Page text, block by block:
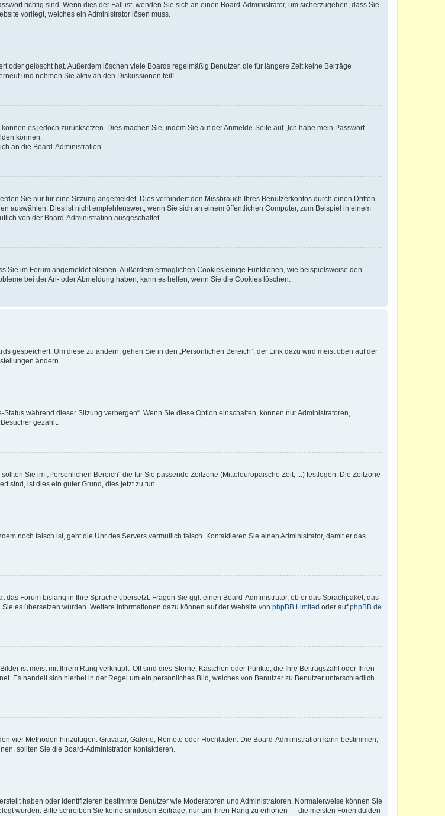
richtig sind. Wenn dies der Fall ist, wenden Sie sich an einen Board-Administrator, um sicherzugehen, dass Sie
vorliegt, welches ein Administrator lösen muss.
oder gelöscht hat. Außerdem löschen viele Boards regelmäßig Benutzer, die für längere Zeit keine Beiträge
und nehmen Sie aktiv an den Diskussionen teil!
es jedoch zurücksetzen. Dies machen Sie, indem Sie auf der Anmelde-Seite auf „Ich habe mein Passwort
können.
an die Board-Administration.
Sie nur für eine Sitzung angemeldet. Dies verhindert den Missbrauch Ihres Benutzerkontos durch einen Dritten.
auswählen. Dies ist nicht empfehlenswert, wenn Sie sich an einem öffentlichen Computer, zum Beispiel in einem
von der Board-Administration ausgeschaltet.
Sie im Forum angemeldet bleiben. Außerdem ermöglichen Cookies einige Funktionen, wie beispielsweise den
bei der An- oder Abmeldung haben, kann es helfen, wenn Sie die Cookies löschen.
gespeichert. Um diese zu ändern, gehen Sie in den „Persönlichen Bereich“; der Link dazu wird meist oben auf der
ändern.
während dieser Sitzung verbergen“. Wenn Sie diese Option einschalten, können nur Administratoren,
gezählt.
Sie im „Persönlichen Bereich“ die für Sie passende Zeitzone (Mitteleuropäische Zeit, ...) festlegen. Die Zeitzone
sind, ist dies ein guter Grund, dies jetzt zu tun.
noch falsch ist, geht die Uhr des Servers vermutlich falsch. Kontaktieren Sie einen Administrator, damit er das
Forum bislang in Ihre Sprache übersetzt. Fragen Sie ggf. einen Board-Administrator, ob er das Sprachpaket, das
es übersetzen würden. Weitere Informationen dazu können auf der Website von phpBB Limited oder aufphpBB.de
ist meist mit Ihrem Rang verknüpft: Oft sind dies Sterne, Kästchen oder Punkte, die Ihre Beitragszahl oder Ihren
Es handelt sich hierbei in der Regel um ein persönliches Bild, welches von Benutzer zu Benutzer unterschiedlich
vier Methoden hinzufügen: Gravatar, Galerie, Remote oder Hochladen. Die Board-Administration kann bestimmen,
sollten Sie die Board-Administration kontaktieren.
haben oder identifizieren bestimmte Benutzer wie Moderatoren und Administratoren. Normalerweise können Sie
wurden. Bitte schreiben Sie keine sinnlosen Beiträge, nur um Ihren Rang zu erhöhen — die meisten Foren dulden